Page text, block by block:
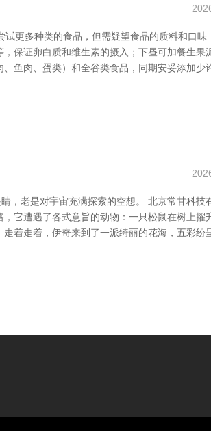
更多种类的食品，但需疑望食品的质料和口味
保证卵白质和维生素的摄入；下昼可加餐生果
鱼肉、蛋类）和全谷类食品，同期安妥添加少
，老是对宇宙充满探索的空想。 北京常甘科技
它遭遇了各式意旨的动物：一只松鼠在树上擢
着走着，伊奇来到了一派绮丽的花海，五彩纷